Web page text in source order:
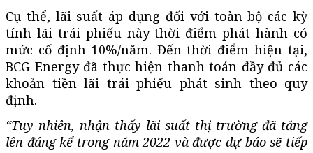
Cụ thể, lãi suất áp dụng đối với toàn bộ các kỳ
tính lãi trái phiếu này thời điểm phát hành có
mức cố định 10%/năm. Đến thời điểm hiện tại,
BCG Energy đã thực hiện thanh toán đầy đủ các
khoản tiền lãi trái phiếu phát sinh theo quy
định.
“Tuy nhiên, nhận thấy lãi suất thị trường đã tăng
lên đáng kể trong năm 2022 và được dự báo sẽ tiếp